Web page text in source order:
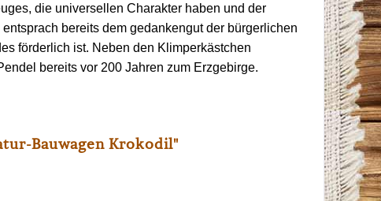
die universellen Charakter haben und der
bereits dem gedankengut der bürgerlichen
förderlich ist. Neben den Klimperkästchen
bereits vor 200 Jahren zum Erzgebirge.
Bauwagen Krokodil"